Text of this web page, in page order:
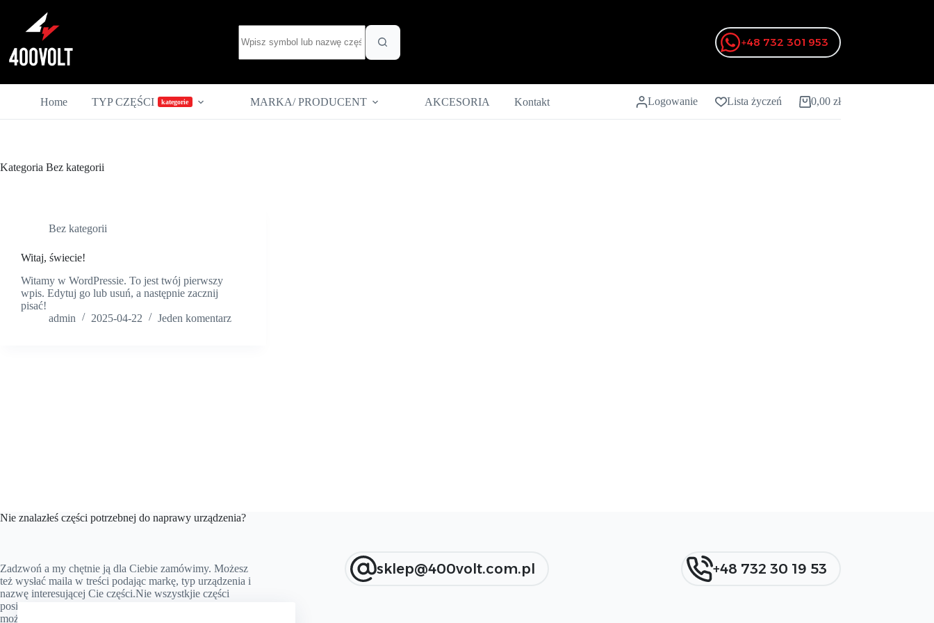
wyników
+48 732 301 953
Home TYP CZĘŚCI kategorie MARKA/ PRODUCENT AKCESORIA Kontakt Logowanie Lista życzeń Koszyk
0,00 zł
Kategoria Bez kategorii
Bez kategorii
Witaj, świecie!
Witamy w WordPressie. To jest twój pierwszy
wpis. Edytuj go lub usuń, a następnie zacznij
pisać!
admin
2025-04-22 Jeden komentarz
Nie znalazłeś części potrzebnej do naprawy urządzenia?
Zadzwoń a my chętnie ją dla Ciebie zamówimy. Możesz
też wysłać maila w treści podając markę, typ urządzenia i
nazwę interesującej Cie części.Nie wszystkjie części
posiadamy na stanie magazynowym, ale prawie wszystkie
możemy zamówić.Nie zwlekaj i skontaktuj się z nami.
sklep@400volt.com.pl +48 732 30 19 53